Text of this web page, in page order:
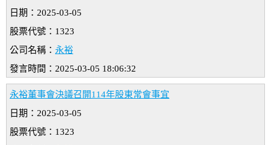
日期：2025-03-05
股票代號：1323
公司名稱： 永裕
發言時間：2025-03-05 18:06:32
永裕董事會決議召開114年股東常會事宜
日期：2025-03-05
股票代號：1323